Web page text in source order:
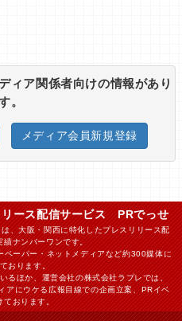
ィア関係者向けの情報があり
。
メディア会員新規登録
リース配信サービス PRでっせ
、大阪・関西に特化したプレスリリース配
績ナンバーワンです。
ペーパー・ネットメディアなど約300媒体に
おります。
るほか、運営会社の株式会社ラプレでは、
アにウケる広報目線での企画立案、PRイベ
ております。